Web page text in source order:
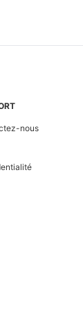
nous